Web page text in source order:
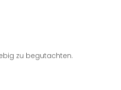
zu begutachten.